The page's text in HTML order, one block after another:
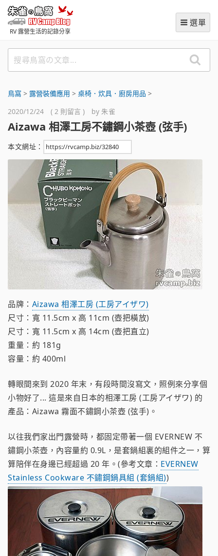
至
內
朱雀の鳥窩
RV 露營生活的記錄分享
選單
搜
尋
窩
文
章
鳥窩 > 露營裝備應用 > 桌椅．炊具．廚房用品 >
2020/12/24 ( 2 則留言 ) by 朱雀
Aizawa 相澤工房不鏽鋼小茶壺 (弦手)
本文網址：
品牌： Aizawa 相澤工房 (工房アイザワ)
尺寸：寬 11.5cm x 高 11cm (壺把橫放)
尺寸：寬 11.5cm x 高 14cm (壺把直立)
重量：約 181g
容量：約 400ml
轉眼間來到 2020 年末，有段時間沒寫文，照例來分享個
小物好了... 這是來自日本的相澤工房 (工房アイザワ) 的
產品：Aizawa 霧面不鏽鋼小茶壺 (弦手)。
以往我們家出門露營時，都固定帶著一個 EVERNEW 不
鏽鋼小茶壺，內容量約 0.9L，是套鍋組裏的組件之一，算
算陪伴在身邊已經超過 20 年。(參考文章： EVERNEW
Stainless Cookware 不鏽鋼鍋具組 (套鍋組))